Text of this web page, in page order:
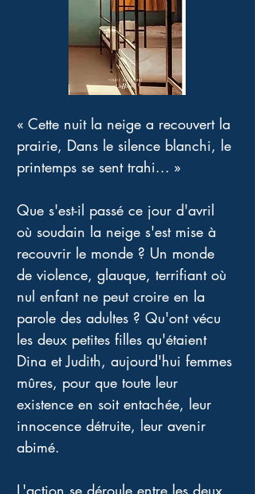
« Cette nuit la neige a recouvert la
prairie, Dans le silence blanchi, le
printemps se sent trahi... »
Que s'est-il passé ce jour d'avril
où soudain la neige s'est mise à
recouvrir le monde ? Un monde
de violence, glauque, terrifiant où
nul enfant ne peut croire en la
parole des adultes ? Qu'ont vécu
les deux petites filles qu'étaient
Dina et Judith, aujourd'hui femmes
mûres, pour que toute leur
existence en soit entachée, leur
innocence détruite, leur avenir
abimé.
L'action se déroule entre les deux